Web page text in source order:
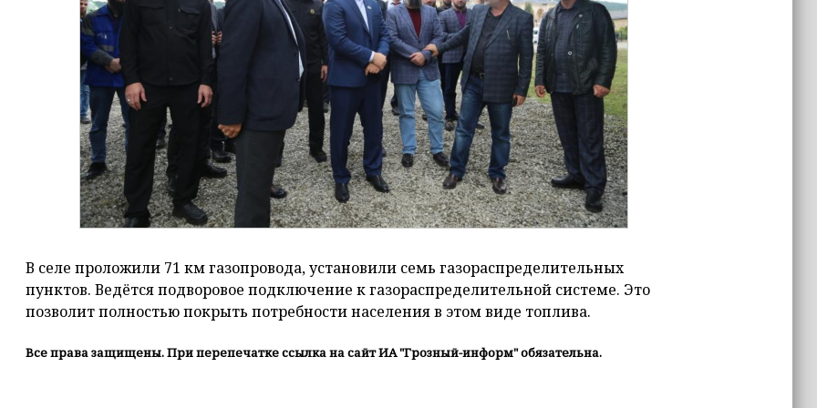
В селе проложили 71 км газопровода, установили семь газораспределительных
пунктов. Ведётся подворовое подключение к газораспределительной системе. Это
позволит полностью покрыть потребности населения в этом виде топлива.
Все права защищены. При перепечатке ссылка на сайт ИА "Грозный-информ" обязательна.